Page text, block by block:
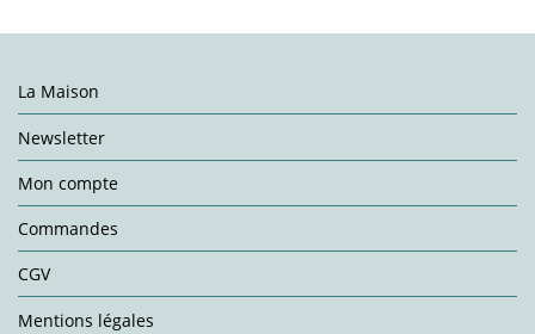
La Maison
Newsletter
Mon compte
Commandes
CGV
Mentions légales